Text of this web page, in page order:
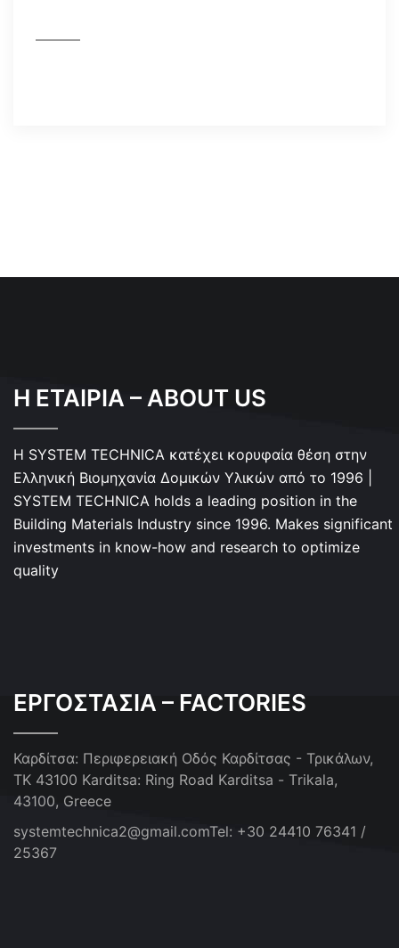
Η ΕΤΑΙΡΙΑ – ABOUT US
Η SYSTEM TECHNICA κατέχει κορυφαία θέση στην
Ελληνική Βιομηχανία Δομικών Υλικών από το 1996 |
SYSTEM TECHNICA holds a leading position in the
Building Materials Industry since 1996. Makes significant
investments in know-how and research to optimize
quality
ΕΡΓΟΣΤΑΣΙΑ – FACTORIES
Καρδίτσα: Περιφερειακή Οδός Καρδίτσας - Τρικάλων,
ΤΚ 43100 Karditsa: Ring Road Karditsa - Τrikala,
43100, Greece
systemtechnica2@gmail.comTel: +30 24410 76341 /
25367